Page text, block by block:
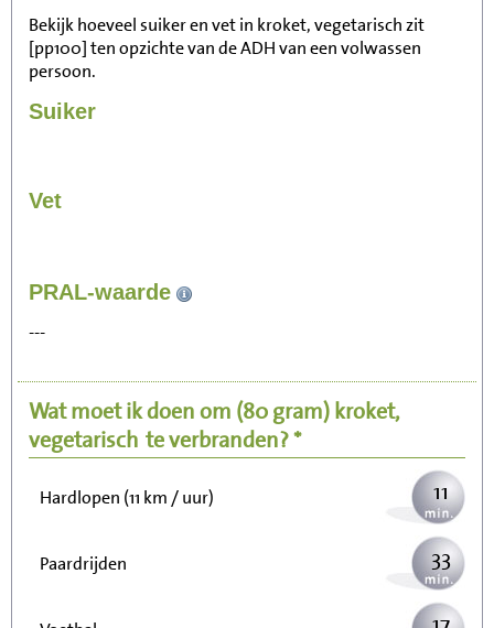
Bekijk hoeveel suiker en vet in kroket, vegetarisch zit
[pp100] ten opzichte van de ADH van een volwassen
persoon.
Suiker
Vet
PRAL-waarde
---
Wat moet ik doen om (80 gram)kroket,
vegetarisch te verbranden? *
Zitten, tv kijken
Wandelen (5 km/uur)
Hardlopen (11 km / uur) 11
Paardrijden 33